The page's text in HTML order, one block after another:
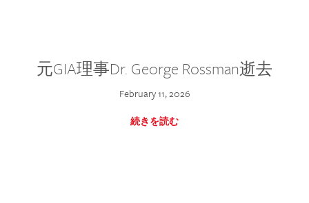
元GIA理事Dr. George Rossman逝去
February 11, 2026
続きを読む